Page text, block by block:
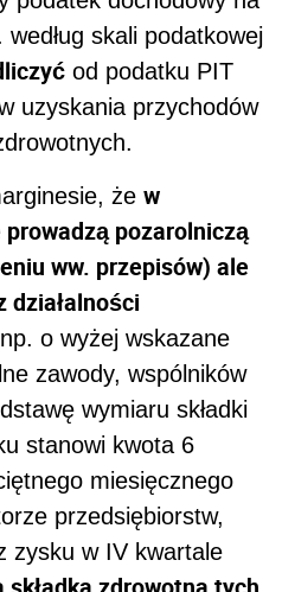
skali podatkowej
od podatku PIT
uzyskania przychodów
że w
pozarolniczą
ww. przepisów) ale
działalności
o wyżej wskazane
zawody, wspólników
wymiaru składki
stanowi kwota 6
miesięcznego
przedsiębiorstw,
zysku w IV kwartale